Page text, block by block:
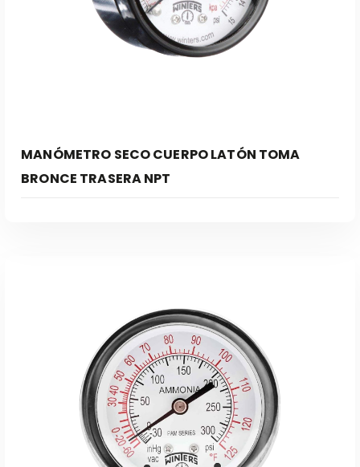
Leer Más
MANÓMETRO SECO CUERPO LATÓN TOMA
BRONCE TRASERA NPT